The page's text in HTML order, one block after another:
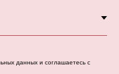
данных и соглашаетесь с